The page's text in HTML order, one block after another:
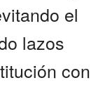
el
lazos
con